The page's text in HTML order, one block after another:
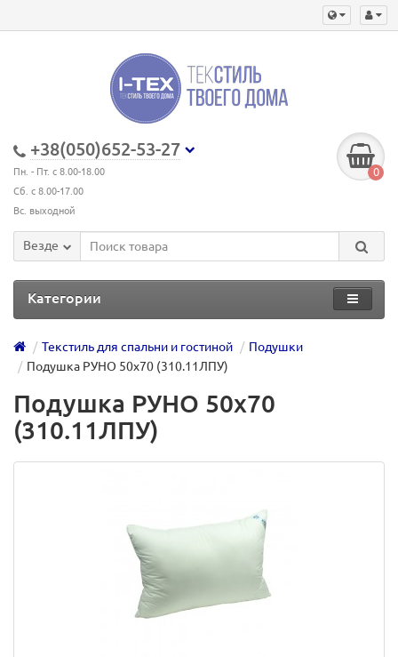
+38(050)652-53-27
Пн. - Пт. с 8.00-18.00
Сб. с 8.00-17.00
Вс. выходной
0
Везде
Категории
Текстиль для спальни и гостиной
Подушки
Подушка РУНО 50х70 (310.11ЛПУ)
Подушка РУНО 50х70
(310.11ЛПУ)